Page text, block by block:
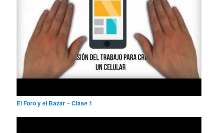
El Foro y el Bazar – Clase 1